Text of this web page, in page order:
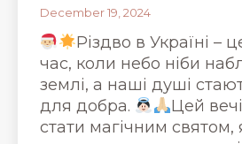
December 19, 2024
Різдво в Україні –
час, коли небо ніби
землі, а наші душі
для добра.
Цей
стати магічним святом,